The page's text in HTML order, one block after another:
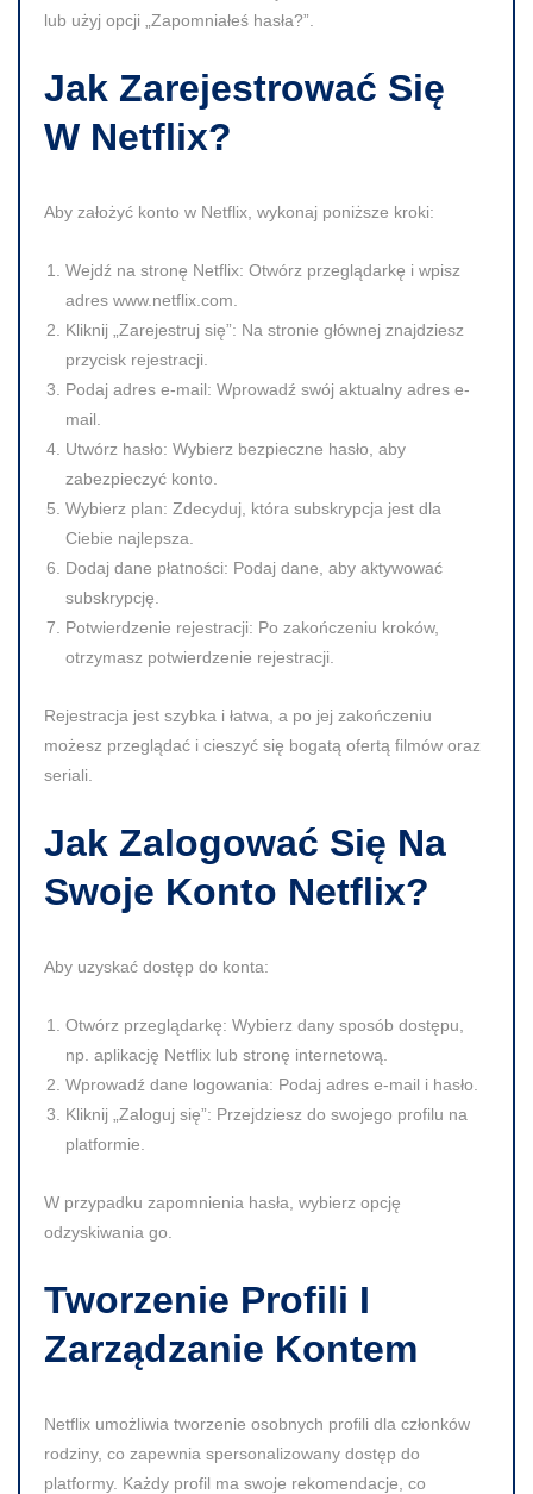
lub użyj opcji „Zapomniałeś hasła?”.
Jak Zarejestrować Się
W Netflix?
Aby założyć konto w Netflix, wykonaj poniższe kroki:
Wejdź na stronę Netflix: Otwórz przeglądarkę i wpisz
adres www.netflix.com.
Kliknij „Zarejestruj się”: Na stronie głównej znajdziesz
przycisk rejestracji.
Podaj adres e-mail: Wprowadź swój aktualny adres e-
mail.
Utwórz hasło: Wybierz bezpieczne hasło, aby
zabezpieczyć konto.
Wybierz plan: Zdecyduj, która subskrypcja jest dla
Ciebie najlepsza.
Dodaj dane płatności: Podaj dane, aby aktywować
subskrypcję.
Potwierdzenie rejestracji: Po zakończeniu kroków,
otrzymasz potwierdzenie rejestracji.
Rejestracja jest szybka i łatwa, a po jej zakończeniu
możesz przeglądać i cieszyć się bogatą ofertą filmów oraz
seriali.
Jak Zalogować Się Na
Swoje Konto Netflix?
Aby uzyskać dostęp do konta:
Otwórz przeglądarkę: Wybierz dany sposób dostępu,
np. aplikację Netflix lub stronę internetową.
Wprowadź dane logowania: Podaj adres e-mail i hasło.
Kliknij „Zaloguj się”: Przejdziesz do swojego profilu na
platformie.
W przypadku zapomnienia hasła, wybierz opcję
odzyskiwania go.
Tworzenie Profili I
Zarządzanie Kontem
Netflix umożliwia tworzenie osobnych profili dla członków
rodziny, co zapewnia spersonalizowany dostęp do
platformy. Każdy profil ma swoje rekomendacje, co